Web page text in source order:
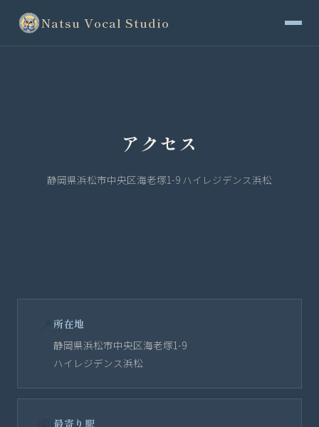
Natsu Vocal Studio
アクセス
静岡県浜松市中央区海老塚1-9 ハイレジデンス浜松
所在地
静岡県浜松市中央区海老塚1-9
ハイレジデンス浜松
最寄り駅